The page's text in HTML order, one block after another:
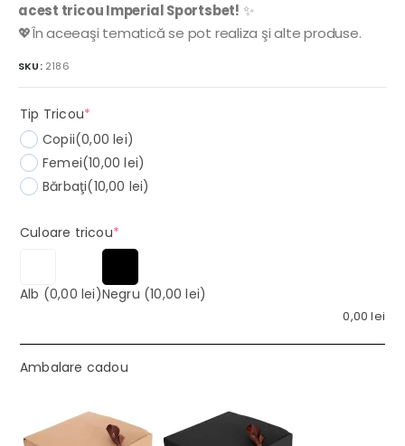
acest tricou Imperial Sportsbet! ✨
💖În aceeaşi tematică se pot realiza şi alte produse.
SKU: 2186
Tip Tricou*
Copii(0,00 lei)
Femei(10,00 lei)
Bărbaţi(10,00 lei)
Culoare tricou*(required)
Alb (0,00 lei)Negru (10,00 lei)
0,00lei
Ambalare cadou